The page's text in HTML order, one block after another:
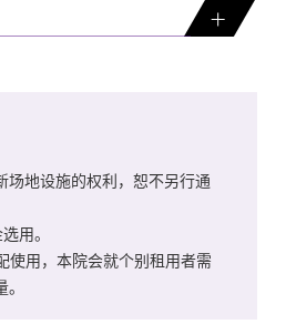
场地设施的权利，恕不另行通
用。
使用，本院会就个别租用者需